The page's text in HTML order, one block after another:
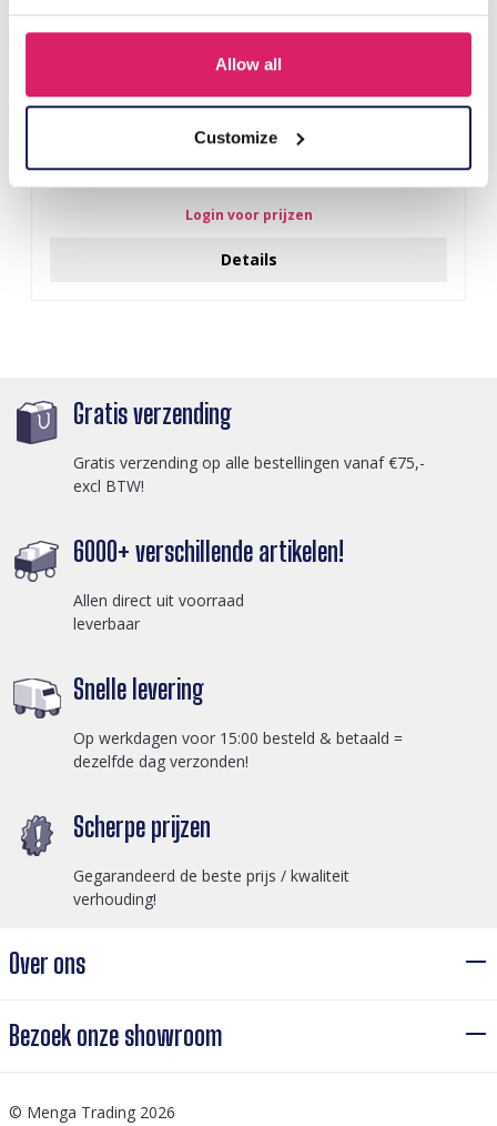
Allow all
Customize
X-G4.1 SCARF1107-002-5 Summer Scarf 70x70cm
Login voor prijzen
Details
Gratis verzending
Gratis verzending op alle bestellingen vanaf €75,-
excl BTW!
6000+ verschillende artikelen!
Allen direct uit voorraad
leverbaar
Snelle levering
Op werkdagen voor 15:00 besteld & betaald =
dezelfde dag verzonden!
Scherpe prijzen
Gegarandeerd de beste prijs / kwaliteit
verhouding!
Over ons
Bezoek onze showroom
© Menga Trading 2026